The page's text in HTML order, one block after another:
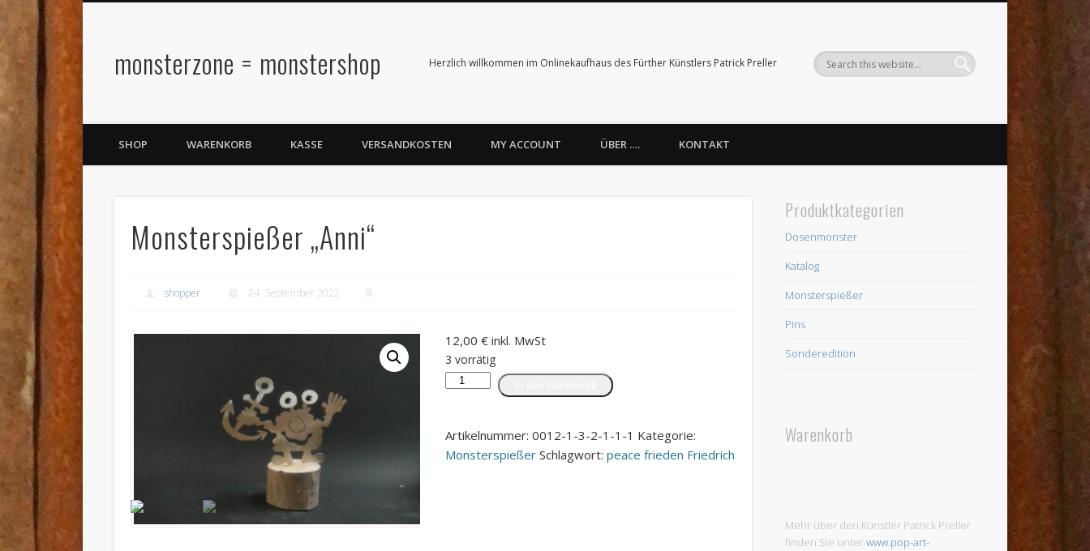
monsterzone = monstershop Herzlich willkommen im Onlinekaufhaus des Fürther Künstlers Patrick Preller
SHOP WARENKORB KASSE VERSANDKOSTEN MY ACCOUNT ÜBER …. KONTAKT
Monsterspießer „Anni“
shopper 24. September 2022
12,00 € inkl. MwSt
3 vorrätig
Monsterspießer
Artikelnummer: 0012-1-3-2-1-1-1 Kategorie:
Monsterspießer Schlagwort: peace frieden Friedrich
Produktkategorien
Dosenmonster
Katalog
Monsterspießer
Pins
Sonderedition
Warenkorb
Mehr über den Künstler Patrick Preller
finden Sie unterwww.pop-art-